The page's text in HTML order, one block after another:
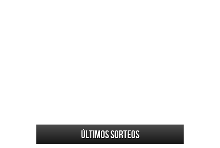
Últimos sorteos